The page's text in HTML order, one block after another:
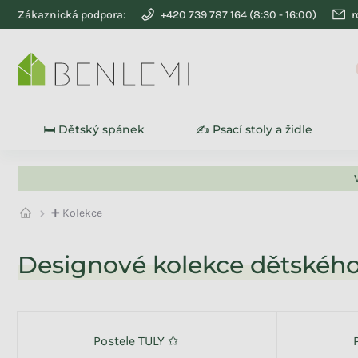
Přejít na obsah
Zákaznická podpora: +420 739 787 164
🛏️ Dětský spánek ✍️ Psací stoly a židle
➕ Kolekce
Na skladě 107
Designové kolekce
Postele TULY ✩